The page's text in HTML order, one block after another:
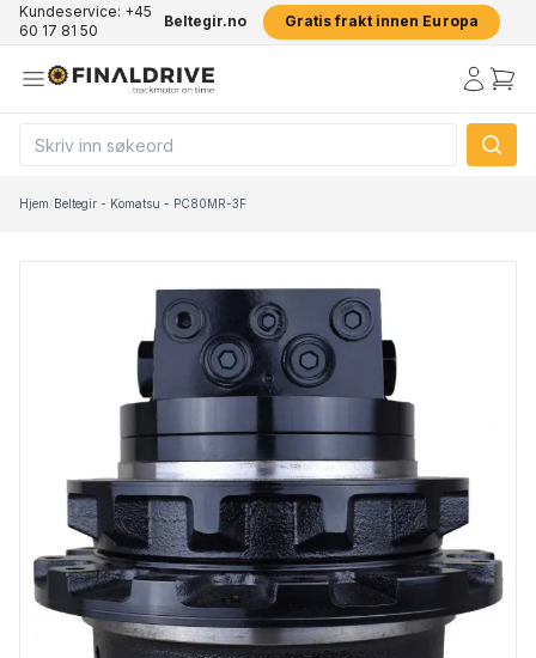
Kundeservice: +45
60 17 81 50
Beltegir.no Gratis frakt innen Europa
Hjem/Beltegir - Komatsu - PC80MR-3F